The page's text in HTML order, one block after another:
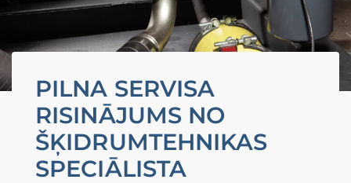
PILNA SERVISA
RISINĀJUMS NO
ŠĶIDRUMTEHNIKAS
SPECIĀLISTA